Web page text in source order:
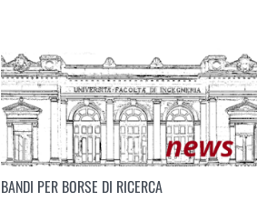
BANDI PER BORSE DI RICERCA